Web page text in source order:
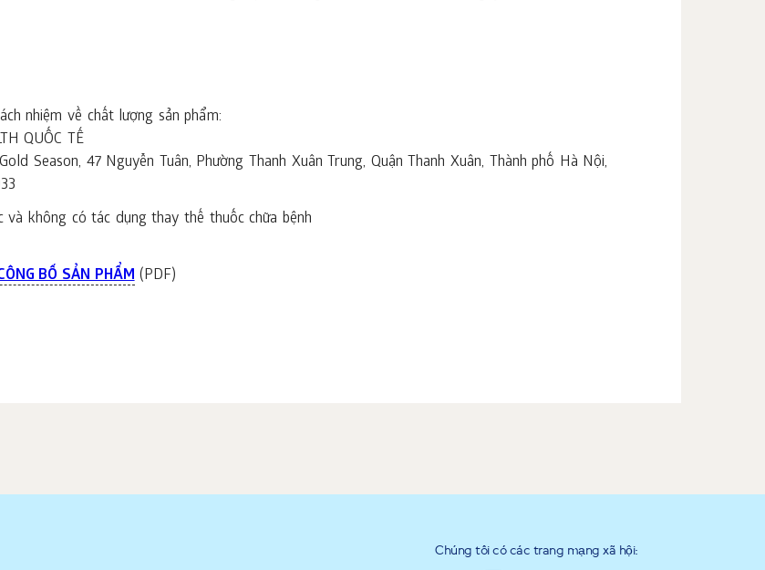
nhiệm về chất lượng sản phẩm:
QUỐC TẾ
Season, 47 Nguyễn Tuân, Phường Thanh Xuân Trung, Quận Thanh Xuân, Thành phố Hà Nội,
và không có tác dụng thay thế thuốc chữa bệnh
BỐ SẢN PHẨM(PDF)
Chúng tôi có các trang mạng xã hội: